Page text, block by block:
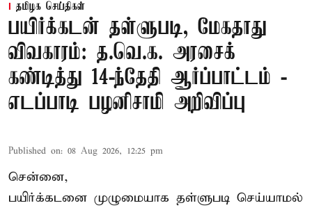
தமிழக செய்திகள்
பயிர்க்கடன் தள்ளுபடி, மேகதாது
விவகாரம்: த.வெ.க. அரசைக்
கண்டித்து 14-ந்தேதி ஆர்ப்பாட்டம் -
எடப்பாடி பழனிசாமி அறிவிப்பு
Published on: 08 Aug 2026, 12:25 pm
சென்னை,
பயிர்க்கடனை முழுமையாக தள்ளுபடி செய்யாமல்